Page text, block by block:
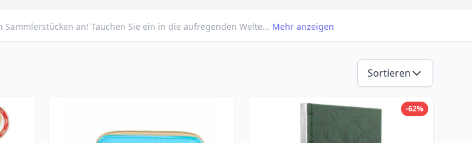
an! Tauchen Sie ein in die aufregenden Welte... Mehr anzeigen
Sortieren
-62%